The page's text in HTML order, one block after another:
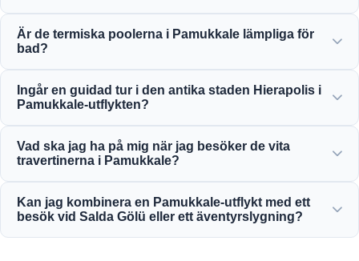
hösten (september-november) erbjuder det mest behagliga
vädret för att utforska de vita terrasserna och de antika
Är de termiska poolerna i Pamukkale lämpliga för
bad?
antika pool är rikt på mineraler och hålls vid en perfekt,
varm och avkopplande temperatur för bad.
Ingår en guidad tur i den antika staden Hierapolis i
Pamukkale-utflykten?
professionellt guidad tur i Hierapolis, inklusive den antika
teatern, nekropolen och historiska ruiner.
Vad ska jag ha på mig när jag besöker de vita
travertinerna i Pamukkale?
barfota på de vita travertinerna. Ha bekväma
promenadskor till Hierapolis och ta med badkläder,
Kan jag kombinera en Pamukkale-utflykt med ett
besök vid Salda Gölü eller ett äventyrslygning?